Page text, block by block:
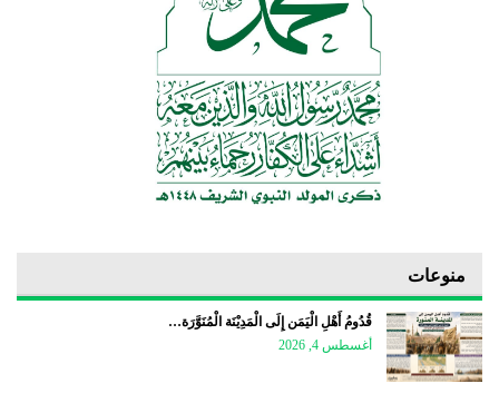
منوعات
قُدُومُ أَهْلِ الْيَمَن إِلَى الْمَدِيْنَة الْمُنَوَّرَة…
أغسطس 4, 2026